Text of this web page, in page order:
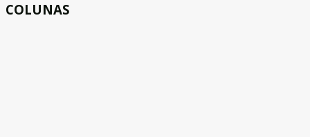
COLUNAS